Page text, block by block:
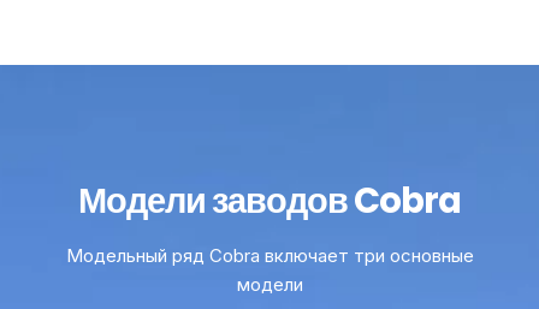
Модели заводов Cobra
Модельный ряд Cobra включает три основные
модели